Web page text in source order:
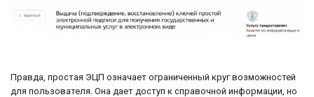
Правда, простая ЭЦП означает ограниченный круг возможностей
для пользователя. Она дает доступ к справочной информации, но